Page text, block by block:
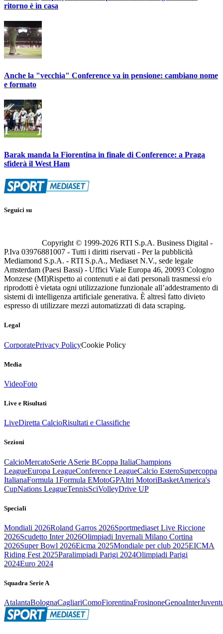
ritorno è in casa
Anche la "vecchia" Conference va in pensione: cambiano nome
e formato
Barak manda la Fiorentina in finale di Conference: a Praga
sfiderà il West Ham
Seguici su
Copyright © 1999-2026 RTI S.p.A. Business Digital -
P.Iva 03976881007 - Tutti i diritti riservati - Per la pubblicità
Mediamond S.p.A. - RTI S.p.A., Mediaset N.V., sede legale
Amsterdam (Paesi Bassi) - Uffici Viale Europa 46, 20093 Cologno
Monzese (MI)Rispetto ai contenuti e ai dati personali trasmessi e/o
riprodotti è vietata ogni utilizzazione funzionale all’addestramento di
sistemi di intelligenza artificiale generativa. È altresì fatto divieto
espresso di utilizzare mezzi automatizzati di data scraping.
Legal
CorporatePrivacy PolicyCookie Policy
Media
VideoFoto
Live e Risultati
LiveDiretta CalcioRisultati e Classifiche
Sezioni
CalcioMercatoSerie ASerie BCoppa ItaliaChampions
LeagueEuropa LeagueConference LeagueCalcio EsteroSupercoppa
ItalianaFormula 1Formula EMotoGPAltri MotoriBasketAmerica's
CupNations LeagueTennisSciVolleyDrive UP
Speciali
Mondiali 2026Roland Garros 2026Sportmediaset Live Riccione
2026Scudetto Inter 2026Olimpiadi Invernali Milano Cortina
2026Super Bowl 2026Eicma 2025Mondiale per club 2025EICMA
Riding Fest 2025Paralimpiadi Parigi 2024Olimpiadi Parigi
2024Euro 2024
Squadra Serie A
AtalantaBolognaCagliariComoFiorentinaFrosinoneGenoaInter